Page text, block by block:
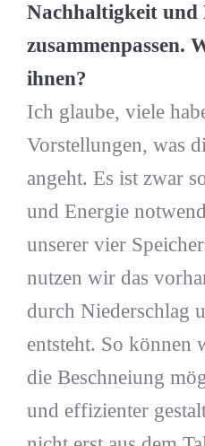
Nachhaltigkeit und
zusammenpassen.
ihnen?
Ich glaube, viele
Vorstellungen, was
angeht. Es ist zwar
und Energie
unserer vier
nutzen wir das
durch Niederschlag
entsteht. So können
die Beschneiung
und effizienter